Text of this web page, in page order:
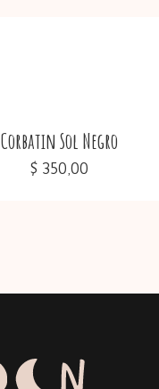
Corbatin Sol Negro
$ 350,00